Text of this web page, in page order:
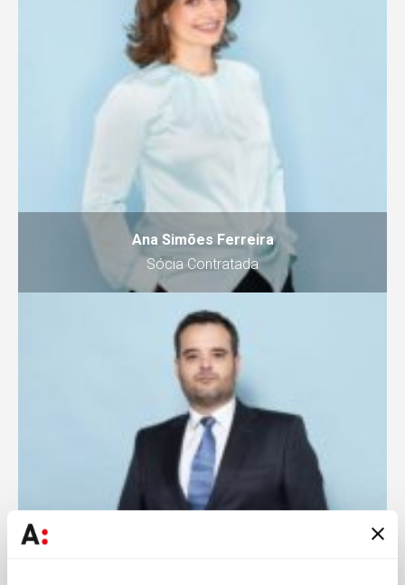
Ana Simões Ferreira
Sócia Contratada